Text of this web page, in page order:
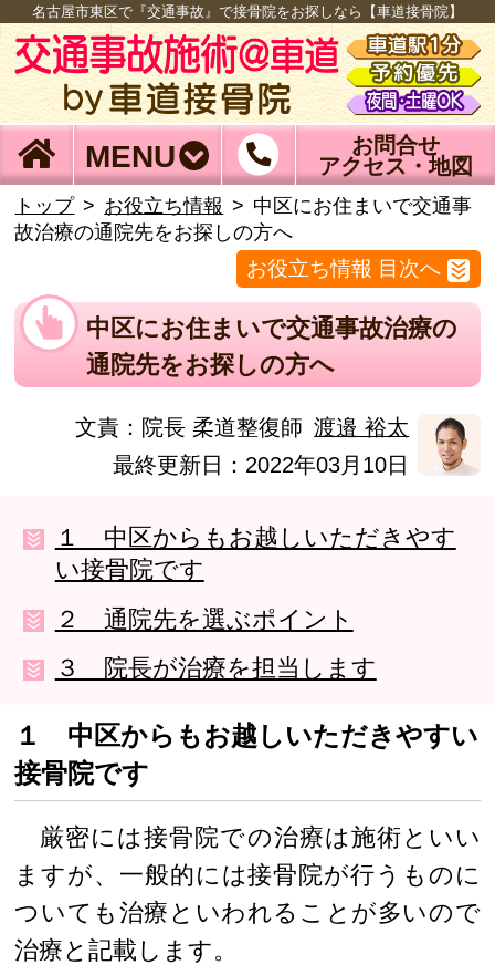
名古屋市東区で『交通事故』で接骨院をお探しなら【車道接骨院】
MENU
お問合せ
アクセス・地図
トップ お役立ち情報
中区にお住まいで交通事
故治療の通院先をお探しの方へ
お役立ち情報 目次へ
中区にお住まいで交通事故治療の
通院先をお探しの方へ
文責： 院長 柔道整復師 渡邉 裕太
最終更新日：2022年03月10日
１ 中区からもお越しいただきやす
い接骨院です
２ 通院先を選ぶポイント
３ 院長が治療を担当します
１ 中区からもお越しいただきやすい
接骨院です
厳密には接骨院での治療は施術といい
ますが、一般的には接骨院が行うものに
ついても治療といわれることが多いので
治療と記載します。